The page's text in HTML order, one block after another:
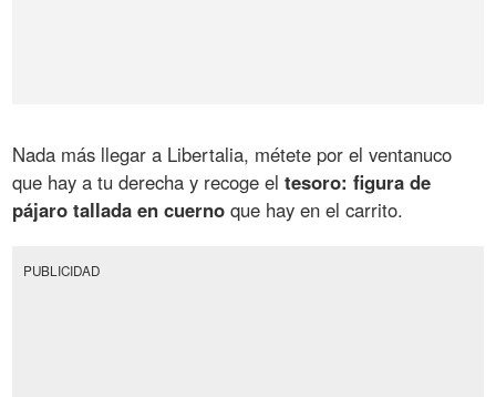
Nada más llegar a Libertalia, métete por el ventanuco
que hay a tu derecha y recoge eltesoro: figura de
pájaro tallada en cuerno que hay en el carrito.
PUBLICIDAD